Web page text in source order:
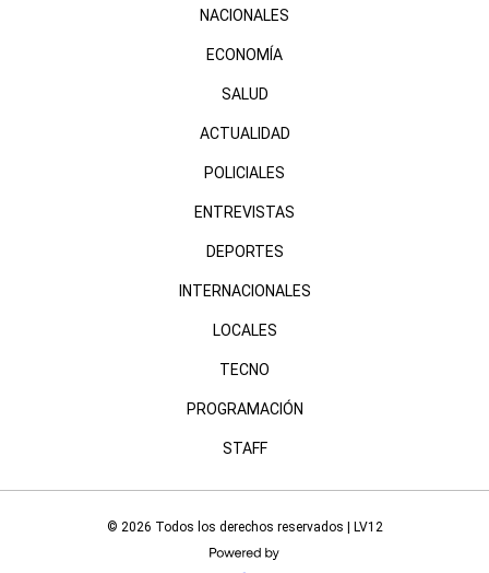
NACIONALES
ECONOMÍA
SALUD
ACTUALIDAD
POLICIALES
ENTREVISTAS
DEPORTES
INTERNACIONALES
LOCALES
TECNO
PROGRAMACIÓN
STAFF
© 2026 Todos los derechos reservados | LV12